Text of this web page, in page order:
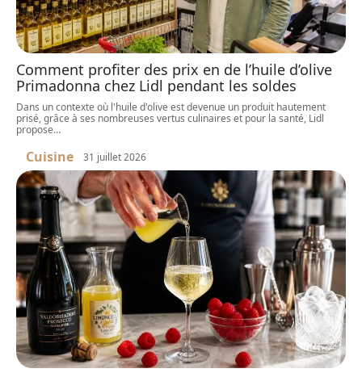
Comment profiter des prix en de l’huile d’olive
Primadonna chez Lidl pendant les soldes
Dans un contexte où l'huile d'olive est devenue un produit hautement
prisé, grâce à ses nombreuses vertus culinaires et pour la santé, Lidl
propose…
Cuisine 31 juillet 2026